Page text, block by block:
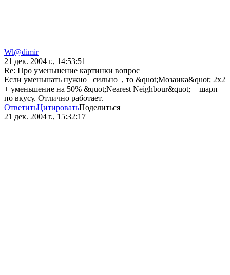
Wl@dimir
21 дек. 2004 г., 14:53:51
Re: Про уменьшение картинки вопрос
Если уменьшать нужно _сильно_, то &quot;Мозаика&quot; 2х2
+ уменьшение на 50% &quot;Nearest Neighbour&quot; + шарп
по вкусу. Отлично работает.
ОтветитьЦитироватьПоделиться
21 дек. 2004 г., 15:32:17